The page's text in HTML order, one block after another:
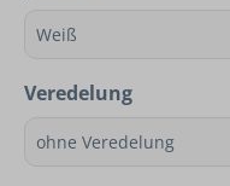
Veredelung